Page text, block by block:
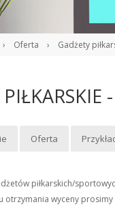
› Oferta › Gadżety
Oferta
piłkarskich/
otrzymania wyceny